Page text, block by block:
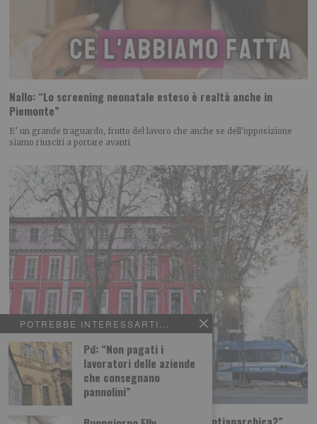
POTREBBE INTERESSARTI...
Pd: “Non pagati i
lavoratori delle aziende
che consegnano
pannolini”
Nallo: “Lo screening neonatale esteso è realtà anche in
Piemonte”
E’ un grande traguardo, frutto del lavoro che anche se dell’opposizione
siamo riusciti a portare avanti